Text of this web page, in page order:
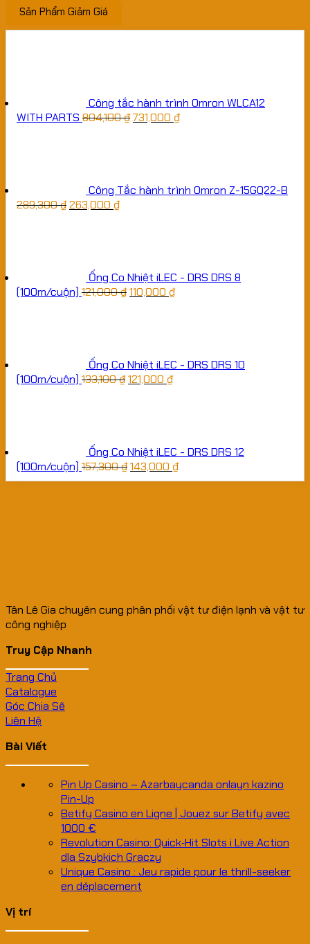
Sản Phẩm Giảm Giá
Công tắc hành trình Omron WLCA12
WITH PARTS 804,100₫731,000 ₫
Công Tắc hành trình Omron Z-15GQ22-B
289,300₫263,000 ₫
Ống Co Nhiệt iLEC - DRS DRS 8
(100m/cuộn) 121,000₫110,000 ₫
Ống Co Nhiệt iLEC - DRS DRS 10
(100m/cuộn) 133,100₫121,000 ₫
Ống Co Nhiệt iLEC - DRS DRS 12
(100m/cuộn) 157,300₫143,000 ₫
Tân Lê Gia chuyên cung phân phối vật tư điện lạnh và vật tư
công nghiệp
Truy Cập Nhanh
Trang Chủ
Catalogue
Góc Chia Sẽ
Liên Hệ
Bài Viết
Pin Up Casino – Azərbaycanda onlayn kazino
Pin-Up
Betify Casino en Ligne | Jouez sur Betify avec
1000 €
Revolution Casino: Quick‑Hit Slots i Live Action
dla Szybkich Graczy
Unique Casino : Jeu rapide pour le thrill-seeker
en déplacement
Vị trí